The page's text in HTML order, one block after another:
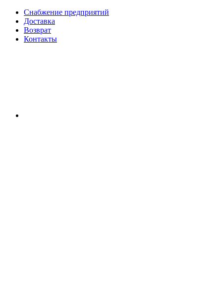
Снабжение предприятий
Доставка
Возврат
Контакты